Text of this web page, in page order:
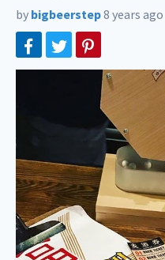
by bigbeerstep8 years ago